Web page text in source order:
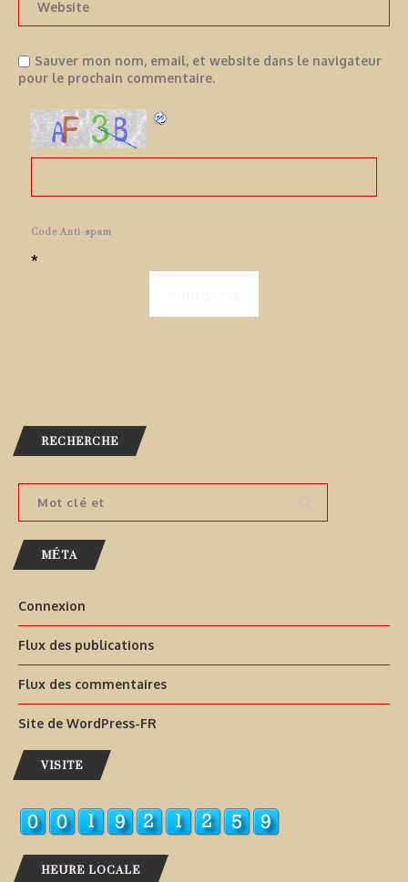
Sauver mon nom, email, et website dans le navigateur
pour le prochain commentaire.
Code Anti-spam
*
RECHERCHE
MÉTA
Connexion
Flux des publications
Flux des commentaires
Site de WordPress-FR
VISITE
HEURE LOCALE